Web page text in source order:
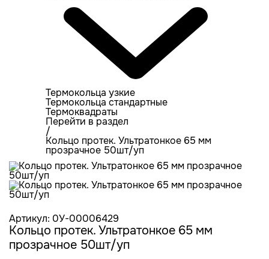
Термокольца узкие
Термокольца стандартные
Термоквадраты
Перейти в раздел
/
Кольцо протек. Ультратонкое 65 мм
прозрачное 50шт/уп
Артикул: 0У-00006429
Кольцо протек. Ультратонкое 65 мм
прозрачное 50шт/уп